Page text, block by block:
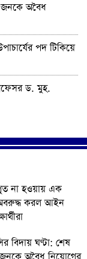
জনকে অবৈধ
পদ টিকিয়ে
ড. মুহ.
না হওয়ায় এক
অবরুদ্ধ করল আইন
বিদায় ঘণ্টা: শেষ